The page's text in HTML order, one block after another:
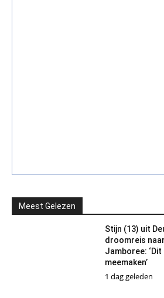
Meest Gelezen
Stijn (13) uit
droomreis
Jamboree: ‘Dit
meemaken’
1 dag geleden